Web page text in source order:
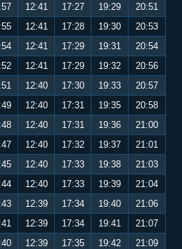
12:41 17:27 19:29
20:51
12:41 17:28 19:30
20:53
12:41 17:29 19:31
20:54
12:41 17:29 19:32
20:56
12:40 17:30 19:33
20:57
12:40 17:31 19:35
20:58
12:40 17:31 19:36
21:00
12:40 17:32 19:37
21:01
12:40 17:33 19:38
21:03
12:40 17:33 19:39
21:04
12:39 17:34 19:40
21:06
12:39 17:34 19:41
21:07
12:39 17:35 19:42
21:09